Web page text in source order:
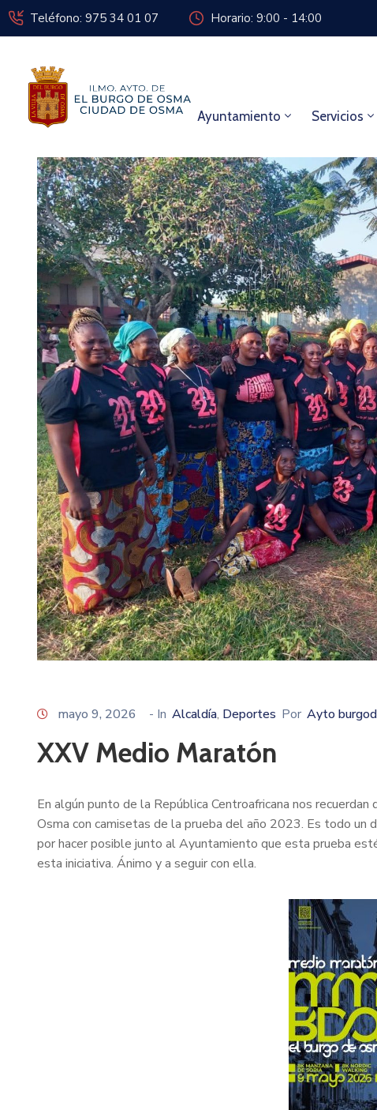
Teléfono: 975 34 01 07 Horario: 9:00 - 14:00
Ayuntamiento Servicios
mayo 9, 2026 - In Alcaldía‚ Deportes Por Ayto
XXV Medio Maratón
En algún punto de la República Centroafricana nos
Osma con camisetas de la prueba del año 2023. Es todo un
por hacer posible junto al Ayuntamiento que esta prueba
esta iniciativa. Ánimo y a seguir con ella.